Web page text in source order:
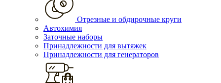
Отрезные и обдирочные круги
Автохимия
Заточные наборы
Принадлежности для вытяжек
Принадлежности для генераторов